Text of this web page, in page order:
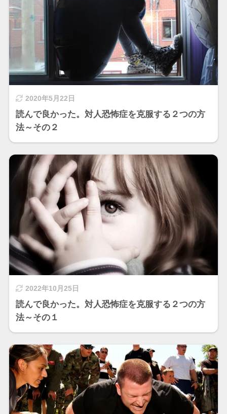
2020年5月22日
読んで良かった。対人恐怖症を克服する２つの方
法～その２
2022年10月25日
読んで良かった。対人恐怖症を克服する２つの方
法～その１